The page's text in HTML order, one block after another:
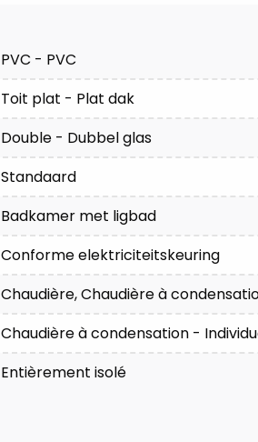
PVC - PVC
Toit plat - Plat dak
Double - Dubbel glas
Standaard
Badkamer met ligbad
Conforme elektriciteitskeuring
Chaudière, Chaudière à
Chaudière à condensation -
Entièrement isolé